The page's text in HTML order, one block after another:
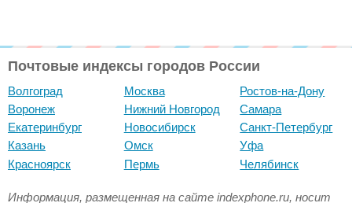
Почтовые индексы городов России
Волгоград
Воронеж
Екатеринбург
Казань
Красноярск
Москва
Нижний Новгород
Новосибирск
Омск
Пермь
Ростов-на-Дону
Самара
Санкт-Петербург
Уфа
Челябинск
Информация, размещенная на сайте indexphone.ru, носит